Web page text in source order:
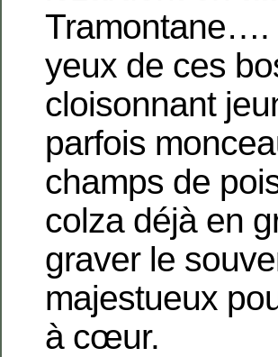
Tramontane….
yeux de ces
cloisonnant
parfois
champs de
colza déjà en
graver le
majestueux
à cœur.